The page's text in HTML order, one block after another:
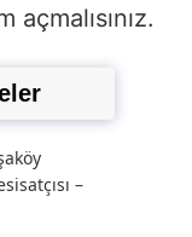
açmalısınız.
–